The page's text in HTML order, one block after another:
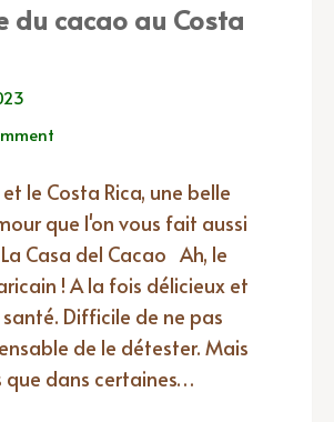
du cacao au Costa
le Costa Rica, une belle
que l'on vous fait aussi
Casa del Cacao Ah, le
! A la fois délicieux et
Difficile de ne pas
de le détester. Mais
que dans certaines…